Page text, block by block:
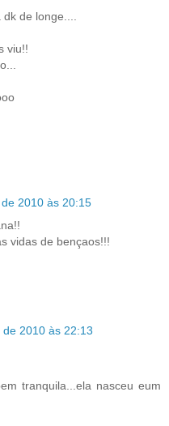
de longe....
viu!!
2010 às 20:15
vidas de bençaos!!!
2010 às 22:13
tranquila...ela nasceu eum